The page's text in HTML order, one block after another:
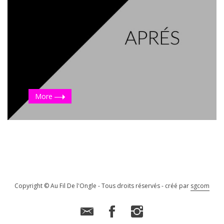
More
Copyright © Au Fil De l'Ongle - Tous droits réservés - créé par sgcom